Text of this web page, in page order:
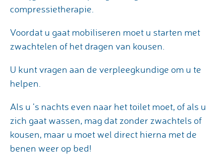
compressietherapie.
Voordat u gaat mobiliseren moet u starten met
zwachtelen of het dragen van kousen.
U kunt vragen aan de verpleegkundige om u te
helpen.
Als u ’s nachts even naar het toilet moet, of als u
zich gaat wassen, mag dat zonder zwachtels of
kousen, maar u moet wel direct hierna met de
benen weer op bed!